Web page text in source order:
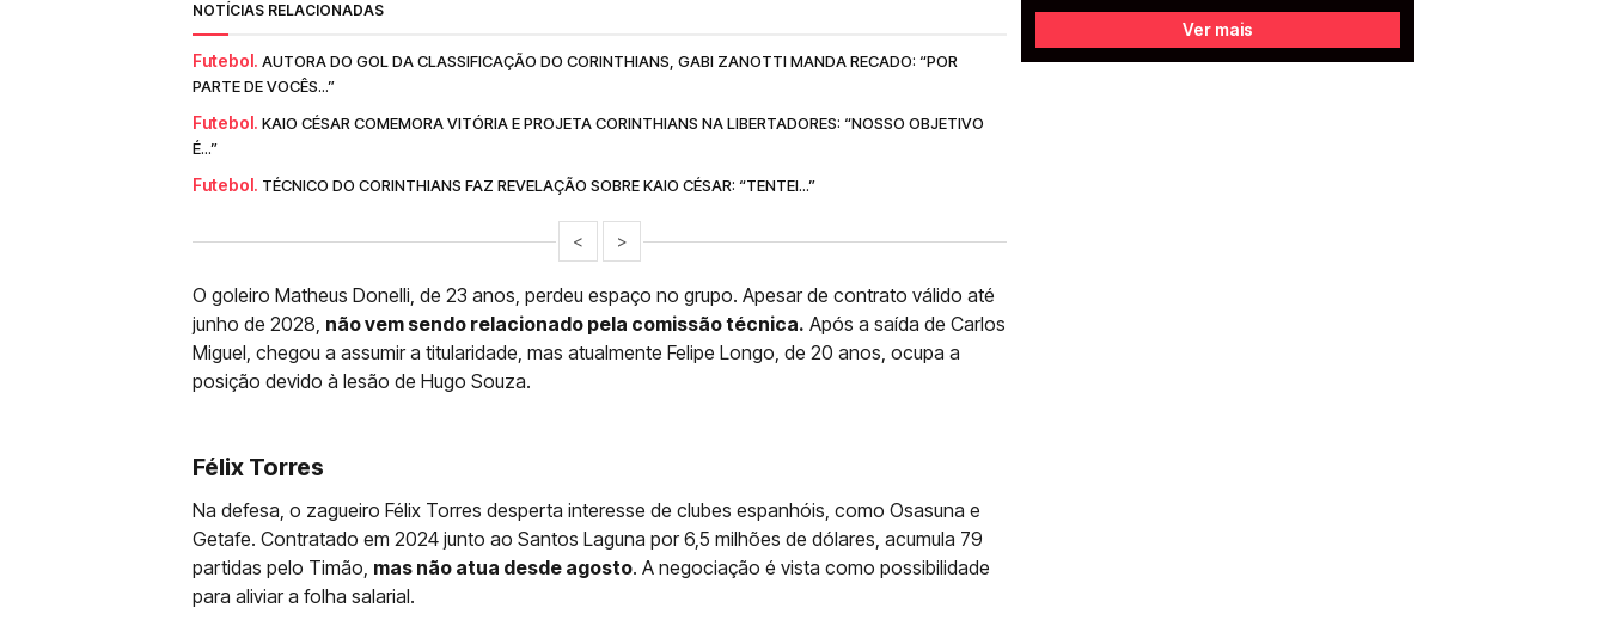
NOTÍCIAS RELACIONADAS
Futebol. AUTORA DO GOL DA CLASSIFICAÇÃO DO CORINTHIANS, GABI ZANOTTI MANDA RECADO: “POR
PARTE DE VOCÊS...”
Futebol. KAIO CÉSAR COMEMORA VITÓRIA E PROJETA CORINTHIANS NA LIBERTADORES: “NOSSO OBJETIVO
É...”
Futebol. TÉCNICO DO CORINTHIANS FAZ REVELAÇÃO SOBRE KAIO CÉSAR: “TENTEI...”
< >
O goleiro Matheus Donelli, de 23 anos, perdeu espaço no grupo. Apesar de contrato válido até
junho de 2028, não vem sendo relacionado pela comissão técnica. Após a saída de Carlos
Miguel, chegou a assumir a titularidade, mas atualmente Felipe Longo, de 20 anos, ocupa a
posição devido à lesão de Hugo Souza.
Félix Torres
Na defesa, o zagueiro Félix Torres desperta interesse de clubes espanhóis, como Osasuna e
Getafe. Contratado em 2024 junto ao Santos Laguna por 6,5 milhões de dólares, acumula 79
partidas pelo Timão, mas não atua desde agosto. A negociação é vista como possibilidade
para aliviar a folha salarial.
Ver mais